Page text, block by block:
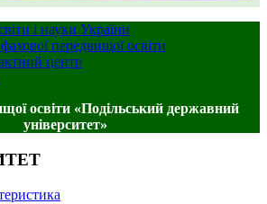
і науки України
передвищої освіти
центр
освіти «Подільський державний
університет»